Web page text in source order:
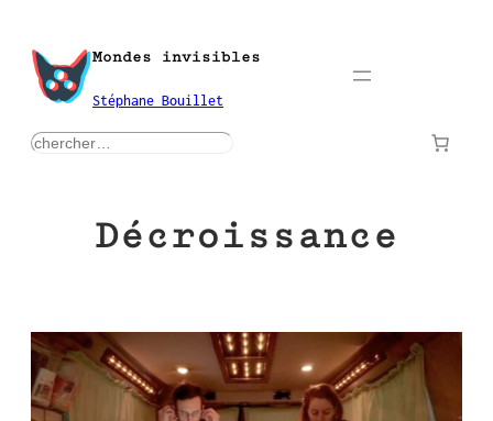
contenu
Mondes invisibles
Stéphane Bouillet
rechercher
Décroissance